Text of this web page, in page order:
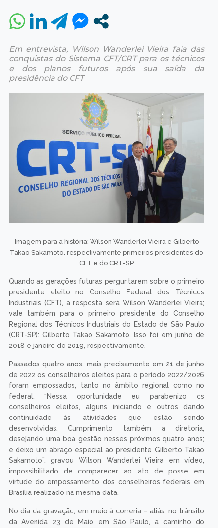
Em entrevista, Wilson Wanderlei Vieira fala das
conquistas do Sistema CFT/CRT para os técnicos
e dos planos futuros após sua saída da
presidência do CFT
Imagem para a história: Wilson Wanderlei Vieira e Gilberto
Takao Sakamoto, respectivamente primeiros presidentes do
CFT e do CRT-SP
Quando as gerações futuras perguntarem sobre o primeiro
presidente eleito no Conselho Federal dos Técnicos
Industriais (CFT), a resposta será Wilson Wanderlei Vieira;
vale também para o primeiro presidente do Conselho
Regional dos Técnicos Industriais do Estado de São Paulo
(CRT-SP): Gilberto Takao Sakamoto. Isso foi em junho de
2018 e janeiro de 2019, respectivamente.
Passados quatro anos, mais precisamente em 21 de junho
de 2022 os conselheiros eleitos para o período 2022/2026
foram empossados, tanto no âmbito regional como no
federal. “Nessa oportunidade eu parabenizo os
conselheiros eleitos, alguns iniciando e outros dando
continuidade às atividades que estão sendo
desenvolvidas. Cumprimento também a diretoria,
desejando uma boa gestão nesses próximos quatro anos;
e deixo um abraço especial ao presidente Gilberto Takao
Sakamoto”, gravou Wilson Wanderlei Vieira em vídeo,
impossibilitado de comparecer ao ato de posse em
virtude do empossamento dos conselheiros federais em
Brasília realizado na mesma data.
No dia da gravação, em meio à correria – aliás, no trânsito
da Avenida 23 de Maio em São Paulo, a caminho do